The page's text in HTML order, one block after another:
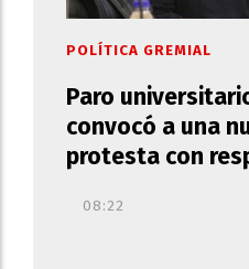
Paro
convocó a una
protesta con
POLÍTICA GREMIAL
08:22